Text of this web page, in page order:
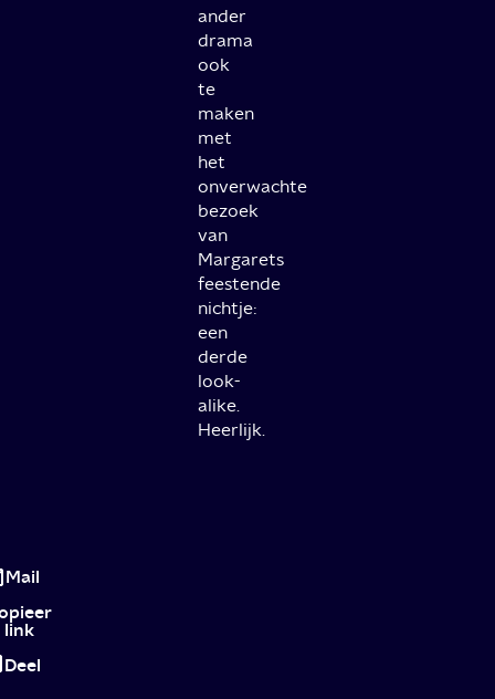
ander
drama
ook
te
maken
met
het
onverwachte
bezoek
van
Margarets
feestende
nichtje:
een
derde
look-
alike.
Heerlijk.
films
in
november
Mail
link
Deel